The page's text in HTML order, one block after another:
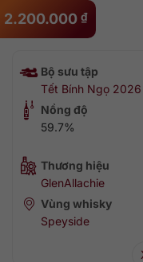
2.200.000 ₫
Bộ sưu tập
Tết Bính Ngọ 2026
Nồng độ
59.7%
Thương hiệu
GlenAllachie
Vùng whisky
Speyside